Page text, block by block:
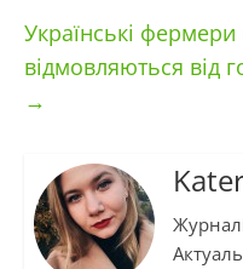
Українські фермери
відмовляються від
→